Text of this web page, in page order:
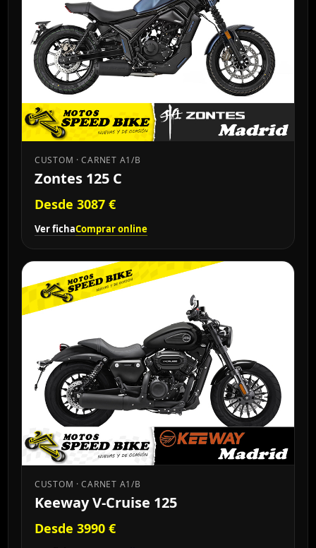
CUSTOM · CARNET A1/B
Zontes 125 C
Desde 3087 €
Ver fichaComprar online
CUSTOM · CARNET A1/B
Keeway V-Cruise 125
Desde 3990 €